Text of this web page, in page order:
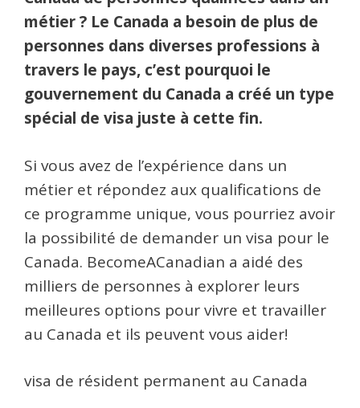
métier ? Le Canada a besoin de plus de
personnes dans diverses professions à
travers le pays, c’est pourquoi le
gouvernement du Canada a créé un type
spécial de visa juste à cette fin.
Si vous avez de l’expérience dans un
métier et répondez aux qualifications de
ce programme unique, vous pourriez avoir
la possibilité de demander un visa pour le
Canada. BecomeACanadian a aidé des
milliers de personnes à explorer leurs
meilleures options pour vivre et travailler
au Canada et ils peuvent vous aider!
visa de résident permanent au Canada